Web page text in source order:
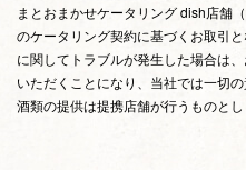
まとおまかせケータリング dish店舗
のケータリング契約に基づくお取引
に関してトラブルが発生した場合は
いただくことになり、当社では一切
酒類の提供は提携店舗が行うものとし